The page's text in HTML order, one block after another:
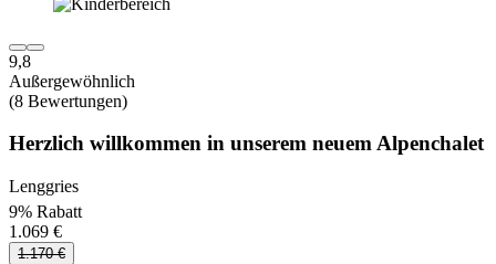
9,8
Außergewöhnlich
(8 Bewertungen)
Herzlich willkommen in unserem neuem Alpenchalet
Lenggries
9% Rabatt
1.069 €
1.170 €